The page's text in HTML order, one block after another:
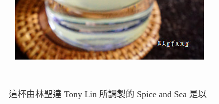
這杯由林聖達 Tony Lin 所調製的 Spice and Sea 是以